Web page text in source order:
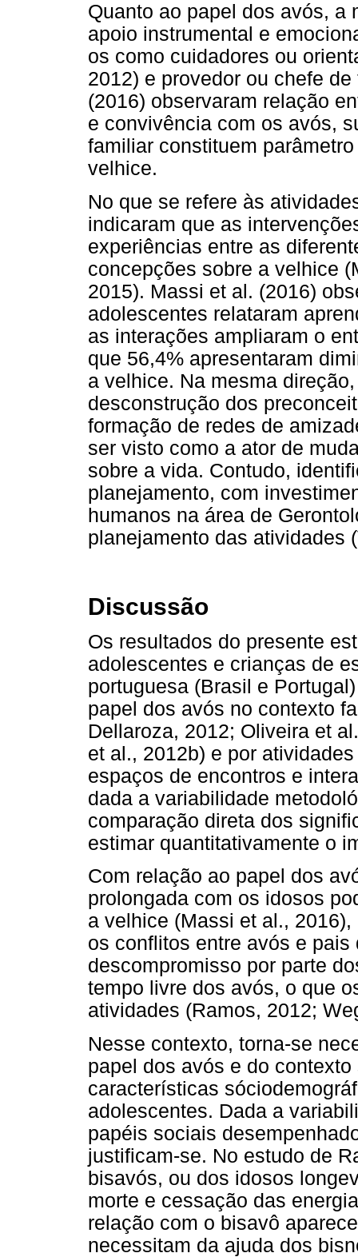
Quanto ao papel dos avós, a
apoio instrumental e
os como cuidadores ou
2012) e provedor ou chefe
(2016) observaram relação
e convivência com os avós,
familiar constituem
velhice.
No que se refere às
indicaram que as
experiências entre as
concepções sobre a velhice
2015). Massi et al. (2016)
adolescentes relataram
as interações ampliaram o
que 56,4% apresentaram
a velhice. Na mesma
desconstrução dos
formação de redes de
ser visto como a ator de
sobre a vida. Contudo,
planejamento, com
humanos na área de
planejamento das atividades
Discussão
Os resultados do presente
adolescentes e crianças de
portuguesa (Brasil e
papel dos avós no contexto
Dellaroza, 2012; Oliveira et
et al., 2012b) e por
espaços de encontros e
dada a variabilidade
comparação direta dos
estimar quantitativamente o
Com relação ao papel dos
prolongada com os idosos
a velhice (Massi et al.,
os conflitos entre avós e
descompromisso por parte
tempo livre dos avós, o que
atividades (Ramos, 2012;
Nesse contexto, torna-se
papel dos avós e do
características
adolescentes. Dada a
papéis sociais
justificam-se. No estudo de
bisavós, ou dos idosos
morte e cessação das
relação com o bisavô
necessitam da ajuda dos